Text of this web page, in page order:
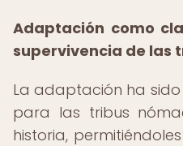
Adaptación como
supervivencia de las
La adaptación ha
para las tribus
historia,